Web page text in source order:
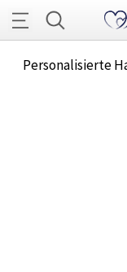
Personalisierte